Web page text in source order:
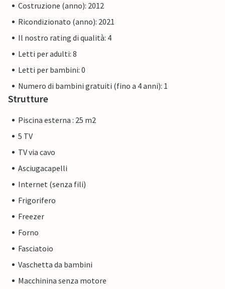
Costruzione (anno): 2012
Ricondizionato (anno): 2021
Il nostro rating di qualità: 4
Letti per adulti: 8
Letti per bambini: 0
Numero di bambini gratuiti (fino a 4 anni): 1
Strutture
Piscina esterna : 25 m2
5 TV
TV via cavo
Asciugacapelli
Internet (senza fili)
Frigorifero
Freezer
Forno
Fasciatoio
Vaschetta da bambini
Macchinina senza motore